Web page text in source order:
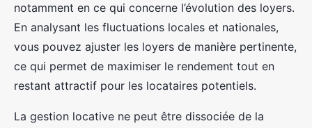
notamment en ce qui concerne l’évolution des loyers.
En analysant les fluctuations locales et nationales,
vous pouvez ajuster les loyers de manière pertinente,
ce qui permet de maximiser le rendement tout en
restant attractif pour les locataires potentiels.
La gestion locative ne peut être dissociée de la